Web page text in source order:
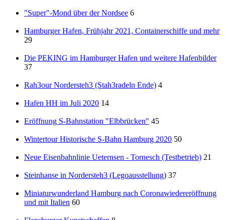
"Super"-Mond über der Nordsee 6
Hamburger Hafen, Frühjahr 2021, Containerschiffe und mehr
29
Die PEKING im Hamburger Hafen und weitere Hafenbilder
37
Rah3our Nordersteh3 (Stah3radeln Ende) 4
Hafen HH im Juli 2020 14
Eröffnung S-Bahnstation "Elbbrücken" 45
Wintertour Historische S-Bahn Hamburg 2020 50
Neue Eisenbahnlinie Ueternsen - Tornesch (Testbetrieb) 21
Steinhanse in Nordersteh3 (Legoausstellung) 37
Miniaturwunderland Hamburg nach Coronawiedereröffnung
und mit Italien 60